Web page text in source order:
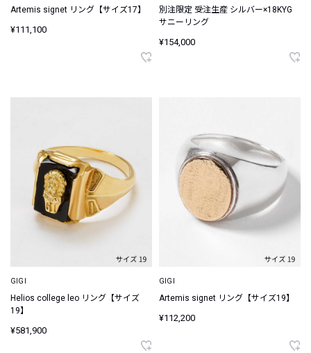
Artemis signet リング【サイズ17】
¥111,100
別注限定 受注生産 シルバー×18KYG
サニーリング
¥154,000
GIGI
Helios college leo リング【サイズ
19】
¥581,900
GIGI
Artemis signet リング【サイズ19】
¥112,200